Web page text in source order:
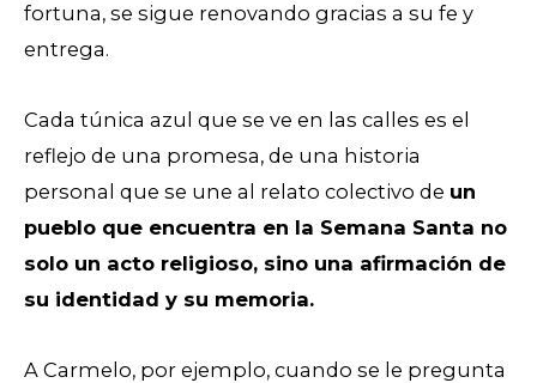
fortuna, se sigue renovando gracias a su fe y
entrega.
Cada túnica azul que se ve en las calles es el
reflejo de una promesa, de una historia
personal que se une al relato colectivo de un
pueblo que encuentra en la Semana Santa no
solo un acto religioso, sino una afirmación de
su identidad y su memoria.
A Carmelo, por ejemplo, cuando se le pregunta